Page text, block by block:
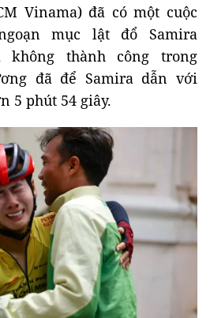
Vinama) đã có một cuộc
mục lật đổ Samira
không thành công trong
đã để Samira dẫn với
5 phút 54 giây.